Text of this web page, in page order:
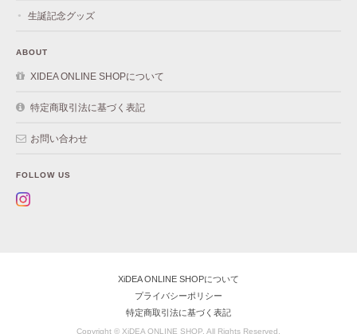
生誕記念グッズ
ABOUT
XIDEA ONLINE SHOPについて
特定商取引法に基づく表記
お問い合わせ
FOLLOW US
XiDEA ONLINE SHOPについて
プライバシーポリシー
特定商取引法に基づく表記
Copyright © XiDEA ONLINE SHOP. All Rights Reserved.